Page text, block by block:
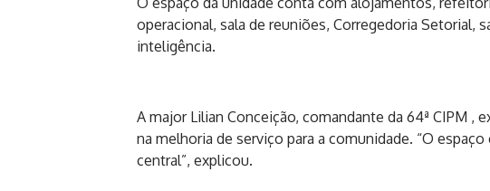
operacional, sala de reuniões, Corregedoria Setorial,
inteligência.
A major Lilian Conceição, comandante da 64ª CIPM ,
na melhoria de serviço para a comunidade. “O
central”, explicou.